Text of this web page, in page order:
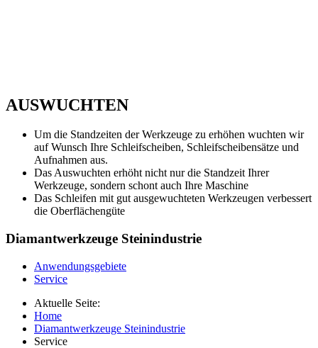
AUSWUCHTEN
Um die Standzeiten der Werkzeuge zu erhöhen wuchten wir
auf Wunsch Ihre Schleifscheiben, Schleifscheibensätze und
Aufnahmen aus.
Das Auswuchten erhöht nicht nur die Standzeit Ihrer
Werkzeuge, sondern schont auch Ihre Maschine
Das Schleifen mit gut ausgewuchteten Werkzeugen verbessert
die Oberflächengüte
Diamantwerkzeuge Steinindustrie
Anwendungsgebiete
Service
Aktuelle Seite:
Home
Diamantwerkzeuge Steinindustrie
Service